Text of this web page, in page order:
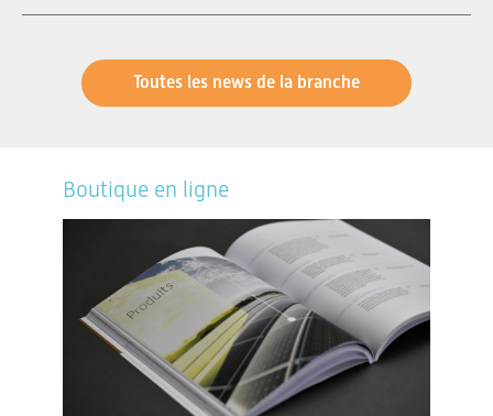
Toutes les news de la branche
Boutique en ligne